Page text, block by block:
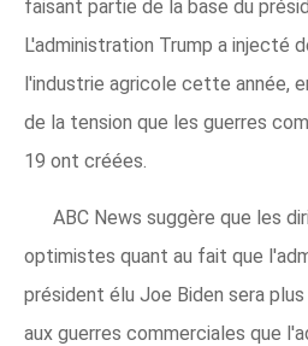
faisant partie de la base du
L'administration Trump a injecté
l'industrie agricole cette année,
de la tension que les guerres
19 ont créées.
ABC News suggère que les
optimistes quant au fait que
président élu Joe Biden sera
aux guerres commerciales que